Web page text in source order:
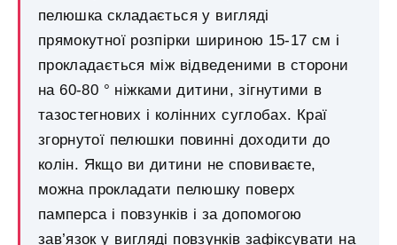
пелюшка складається у вигляді
прямокутної розпірки шириною 15-17 см і
прокладається між відведеними в сторони
на 60-80 ° ніжками дитини, зігнутими в
тазостегнових і колінних суглобах. Краї
згорнутої пелюшки повинні доходити до
колін. Якщо ви дитини не сповиваєте,
можна прокладати пелюшку поверх
памперса і повзунків і за допомогою
зав’язок у вигляді повзунків зафіксувати на